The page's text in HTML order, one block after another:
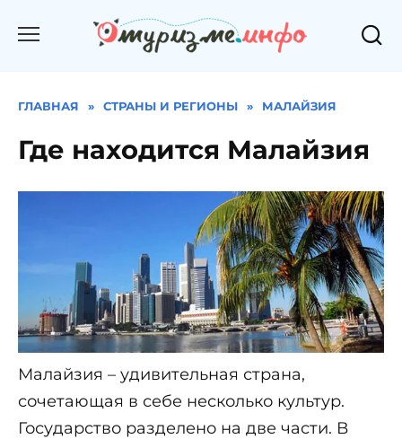
ГЛАВНАЯ » СТРАНЫ И РЕГИОНЫ » МАЛАЙЗИЯ
Где находится Малайзия
Малайзия – удивительная страна,
сочетающая в себе несколько культур.
Государство разделено на две части. В